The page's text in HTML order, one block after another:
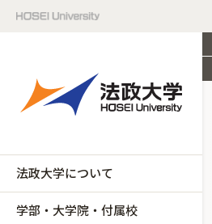
法政大学について
学部・大学院・付属校